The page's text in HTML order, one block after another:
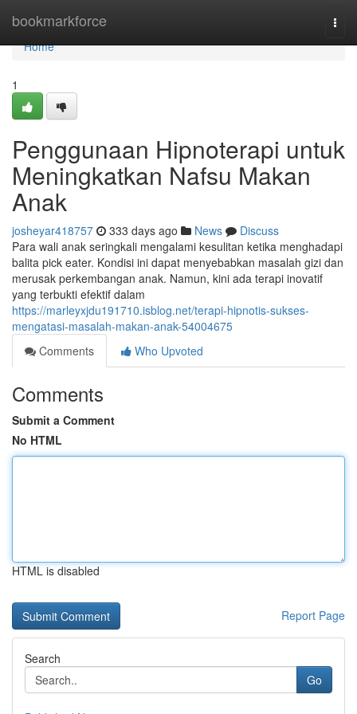
bookmarkforce
Home
Home
1
Penggunaan Hipnoterapi untuk
Meningkatkan Nafsu Makan
Anak
josheyar418757 333 days ago News
Discuss
Para wali anak seringkali mengalami kesulitan ketika menghadapi
balita pick eater. Kondisi ini dapat menyebabkan masalah gizi dan
merusak perkembangan anak. Namun, kini ada terapi inovatif
yang terbukti efektif dalam
https://marleyxjdu191710.isblog.net/terapi-hipnotis-sukses-
mengatasi-masalah-makan-anak-54004675
Comments
Who Upvoted
Comments
Submit a Comment
No HTML
HTML is disabled
Report Page
Search
Go